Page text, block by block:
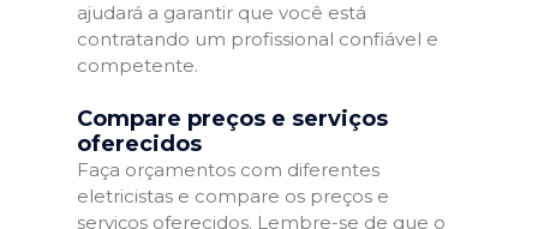
ajudará a garantir que você está
contratando um profissional confiável e
competente.
Compare preços e serviços
oferecidos
Faça orçamentos com diferentes
eletricistas e compare os preços e
serviços oferecidos. Lembre-se de que o